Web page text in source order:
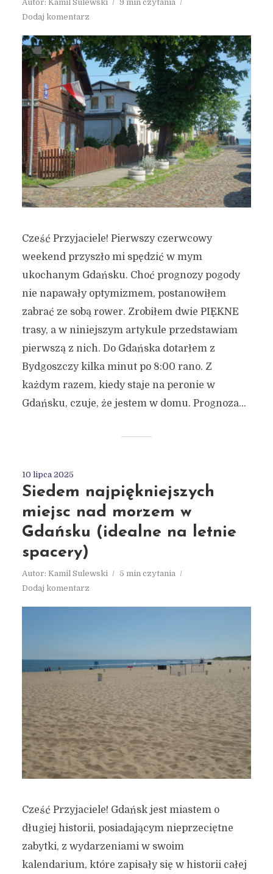
Autor: Kamil Sulewski
9 min czytania
Dodaj komentarz
Cześć Przyjaciele! Pierwszy czerwcowy
weekend przyszło mi spędzić w mym
ukochanym Gdańsku. Choć prognozy pogody
nie napawały optymizmem, postanowiłem
zabrać ze sobą rower. Zrobiłem dwie PIĘKNE
trasy, a w niniejszym artykule przedstawiam
pierwszą z nich. Do Gdańska dotarłem z
Bydgoszczy kilka minut po 8:00 rano. Z
każdym razem, kiedy staje na peronie w
Gdańsku, czuje, że jestem w domu. Prognoza...
10 lipca 2025
Siedem najpiękniejszych
miejsc nad morzem w
Gdańsku (idealne na letnie
spacery)
Autor: Kamil Sulewski
5 min czytania
Dodaj komentarz
Cześć Przyjaciele! Gdańsk jest miastem o
długiej historii, posiadającym nieprzeciętne
zabytki, z wydarzeniami w swoim
kalendarium, które zapisały się w historii całej